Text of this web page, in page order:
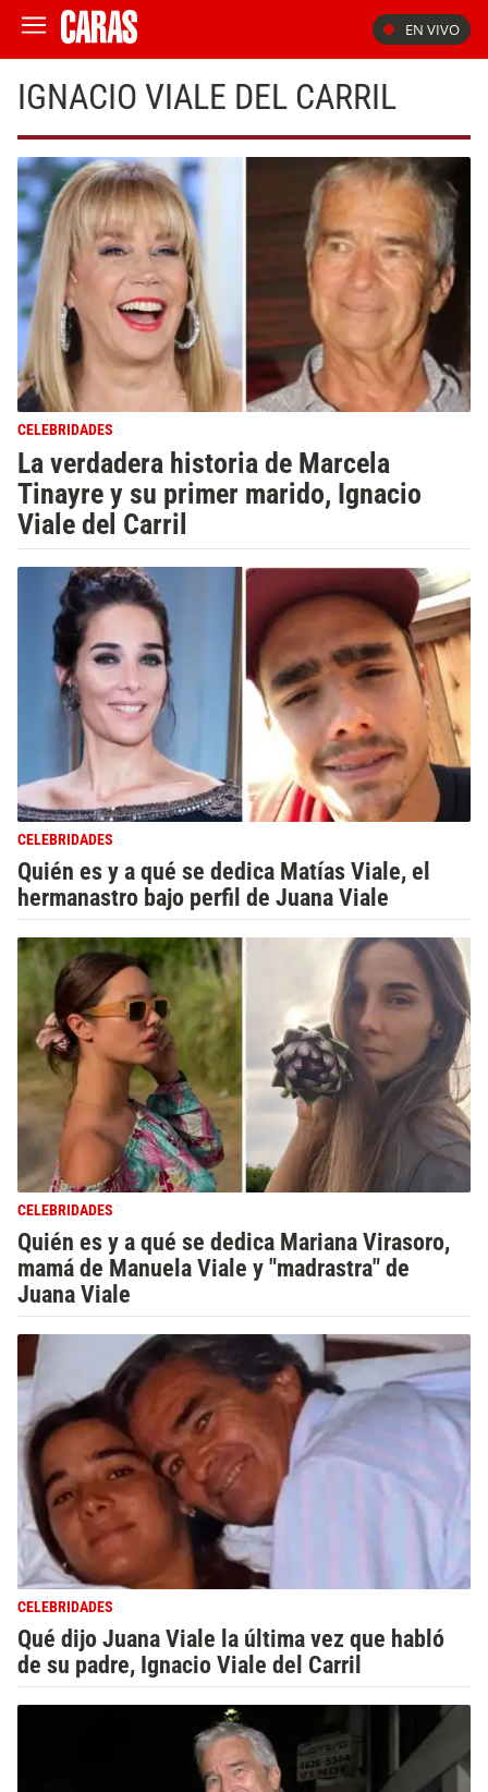
EN VIVO
IGNACIO VIALE DEL CARRIL
CELEBRIDADES
La verdadera historia de Marcela
Tinayre y su primer marido, Ignacio
Viale del Carril
CELEBRIDADES
Quién es y a qué se dedica Matías Viale, el
hermanastro bajo perfil de Juana Viale
CELEBRIDADES
Quién es y a qué se dedica Mariana Virasoro,
mamá de Manuela Viale y "madrastra" de
Juana Viale
CELEBRIDADES
Qué dijo Juana Viale la última vez que habló
de su padre, Ignacio Viale del Carril